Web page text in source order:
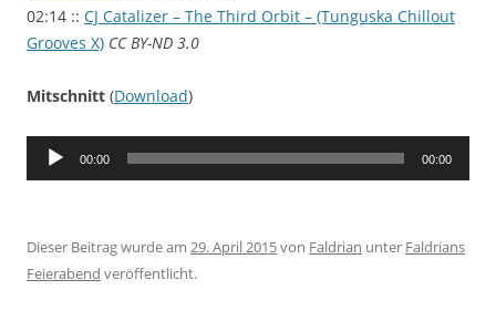
02:14 :: CJ Catalizer – The Third Orbit – (Tunguska Chillout
Grooves X) CC BY-ND 3.0
Mitschnitt (Download)
Audio-
00:00 00:00
Dieser Beitrag wurde am 29. April 2015von Faldrian unter Faldrians
Feierabend veröffentlicht.